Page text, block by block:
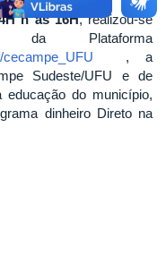
h às 16H, realizou-se
da Plataforma
cecampe_UFU , a
Sudeste/UFU e de
educação do município,
dinheiro Direto na